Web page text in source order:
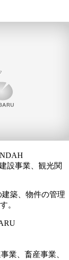
設事業、観光関
築、物件の管理
。
業、畜産事業、